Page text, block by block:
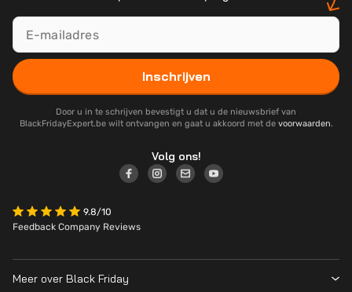
Inschrijven
Door u in te schrijven bevestigt u dat u de nieuwsbrief van
BlackFridayExpert.be wilt ontvangen en gaat u akkoord met de voorwaarden.
Volg ons!
9.8/10
Feedback Company Reviews
Meer over Black Friday